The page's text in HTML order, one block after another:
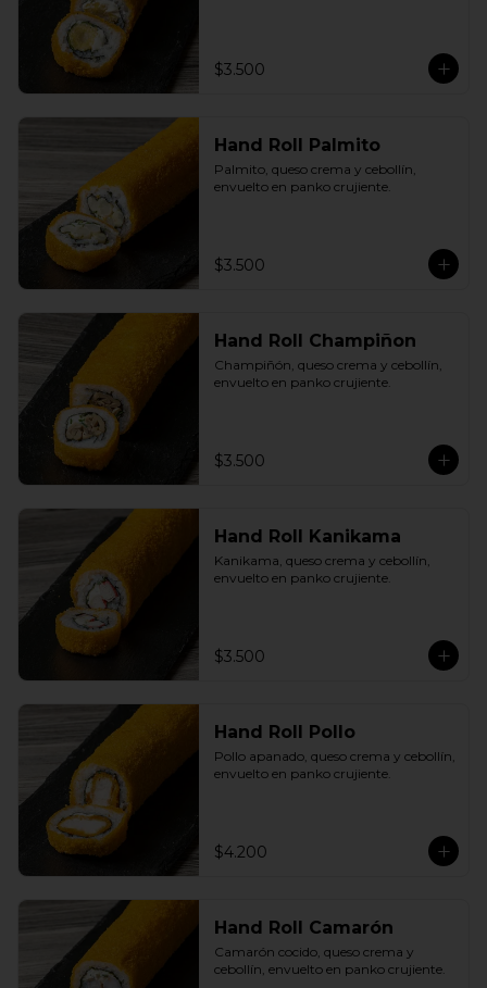
$3.500
Hand Roll Palmito
Palmito, queso crema y cebollín,
envuelto en panko crujiente.
$3.500
Hand Roll Champiñon
Champiñón, queso crema y cebollín,
envuelto en panko crujiente.
$3.500
Hand Roll Kanikama
Kanikama, queso crema y cebollín,
envuelto en panko crujiente.
$3.500
Hand Roll Pollo
Pollo apanado, queso crema y cebollín,
envuelto en panko crujiente.
$4.200
Hand Roll Camarón
Camarón cocido, queso crema y
cebollín, envuelto en panko crujiente.